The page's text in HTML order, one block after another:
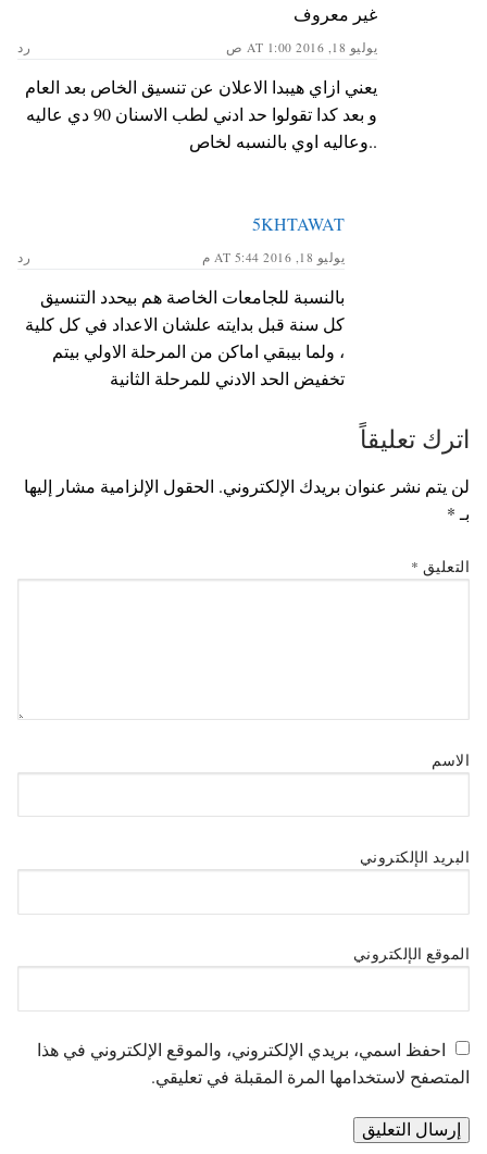
غير معروف
يوليو 18, 2016 AT 1:00 ص رد
يعني ازاي هيبدا الاعلان عن تنسيق الخاص بعد العام
و بعد كدا تقولوا حد ادني لطب الاسنان 90 دي عاليه
..وعاليه اوي بالنسبه لخاص
5KHTAWAT
يوليو 18, 2016 AT 5:44 م رد
بالنسبة للجامعات الخاصة هم بيحدد التنسيق
كل سنة قبل بدايته علشان الاعداد في كل كلية
، ولما بيبقي اماكن من المرحلة الاولي بيتم
تخفيض الحد الادني للمرحلة الثانية
اترك تعليقاً
لن يتم نشر عنوان بريدك الإلكتروني. الحقول الإلزامية مشار إليها
بـ*
التعليق *
الاسم
البريد الإلكتروني
الموقع الإلكتروني
احفظ اسمي، بريدي الإلكتروني، والموقع الإلكتروني في هذا
المتصفح لاستخدامها المرة المقبلة في تعليقي.